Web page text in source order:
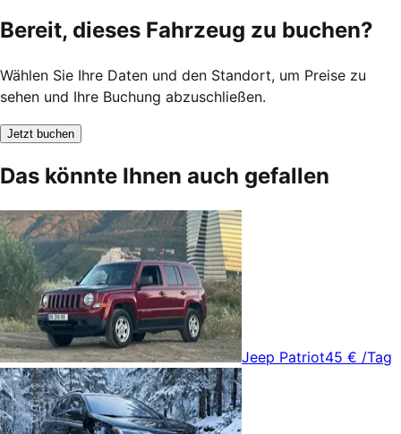
Bereit, dieses Fahrzeug zu buchen?
Wählen Sie Ihre Daten und den Standort, um Preise zu
sehen und Ihre Buchung abzuschließen.
Jetzt buchen
Das könnte Ihnen auch gefallen
Jeep Patriot45 € /Tag